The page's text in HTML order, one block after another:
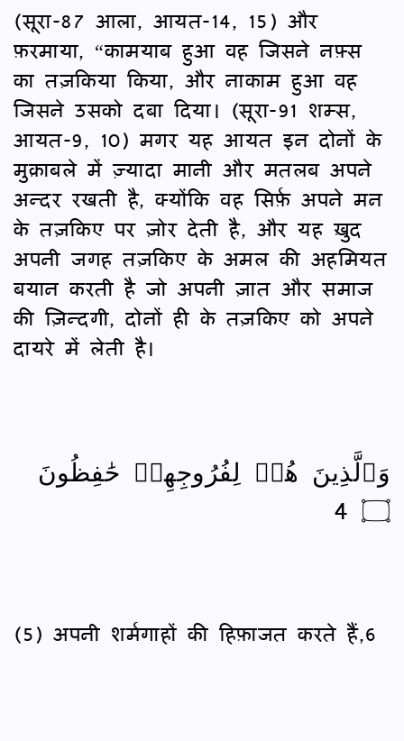
(सूरा-87 आला, आयत-14, 15) और
फ़रमाया, “कामयाब हुआ वह जिसने नफ़्स
का तज़किया किया, और नाकाम हुआ वह
जिसने उसको दबा दिया। (सूरा-91 शम्स,
आयत-9, 10) मगर यह आयत इन दोनों के
मुक़ाबले में ज़्यादा मानी और मतलब अपने
अन्दर रखती है, क्योंकि वह सिर्फ़ अपने मन
के तज़किए पर ज़ोर देती है, और यह ख़ुद
अपनी जगह तज़किए के अमल की अहमियत
बयान करती है जो अपनी ज़ात और समाज
की ज़िन्दगी, दोनों ही के तज़किए को अपने
दायरे में लेती है।
وَٱلَّذِينَ هُمۡ لِفُرُوجِهِمۡ حَٰفِظُونَ
۝ 4
(5) अपनी शर्मगाहों की हिफ़ाजत करते हैं,6